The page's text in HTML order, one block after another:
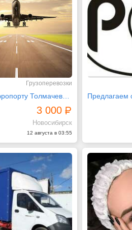
Грузоперевозки
3 000
Новосибирск
12 августа в 03:55